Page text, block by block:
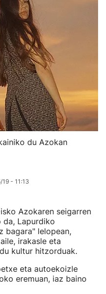
du Azokan
- 11:13
Azokaren seigarren
da, Lapurdiko
bagara" lelopean,
irakasle eta
kultur hitzorduak.
eta autoekoizle
eremuan, iaz baino